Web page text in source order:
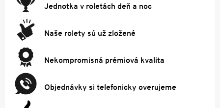
Jednotka v roletách deň a noc
Naše rolety sú už zložené
Nekompromisná prémiová kvalita
Objednávky si telefonicky overujeme